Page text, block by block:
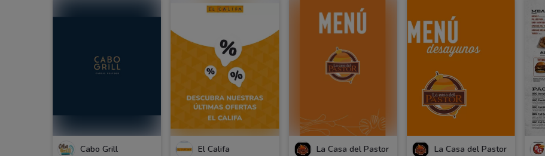
Cabo Grill El Califa La Casa del Pastor La Casa del Pastor